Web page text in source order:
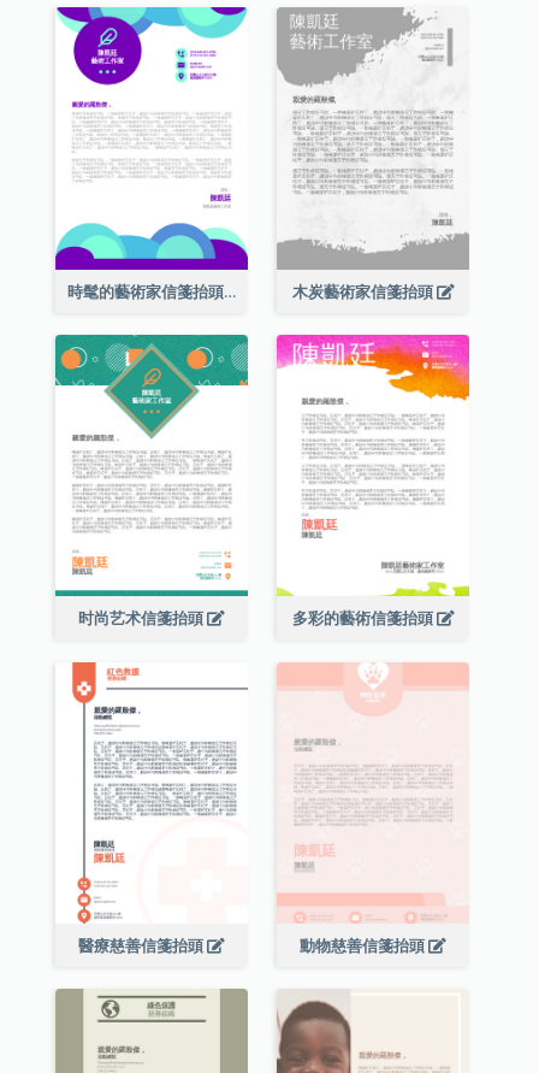
時髦的藝術家信箋抬頭 木炭藝術家信箋抬頭
时尚艺术信箋抬頭 多彩的藝術信箋抬頭
醫療慈善信箋抬頭 動物慈善信箋抬頭